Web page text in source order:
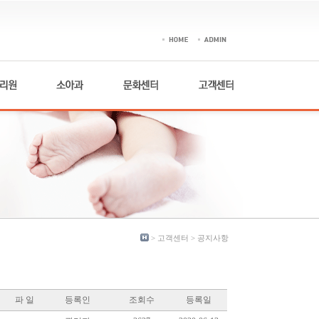
> 고객센터 > 공지사항
파 일 등록인 조회수 등록일